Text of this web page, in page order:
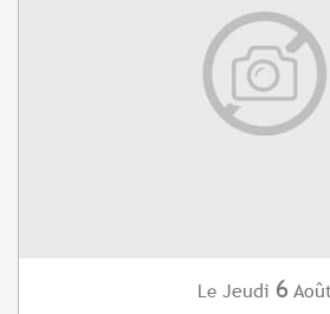
Le Jeudi 6